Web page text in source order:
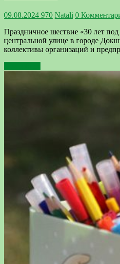
09.08.2024 970 Natali 0
Праздничное шествие «30 лет под
центральной улице в городе
коллективы организаций и